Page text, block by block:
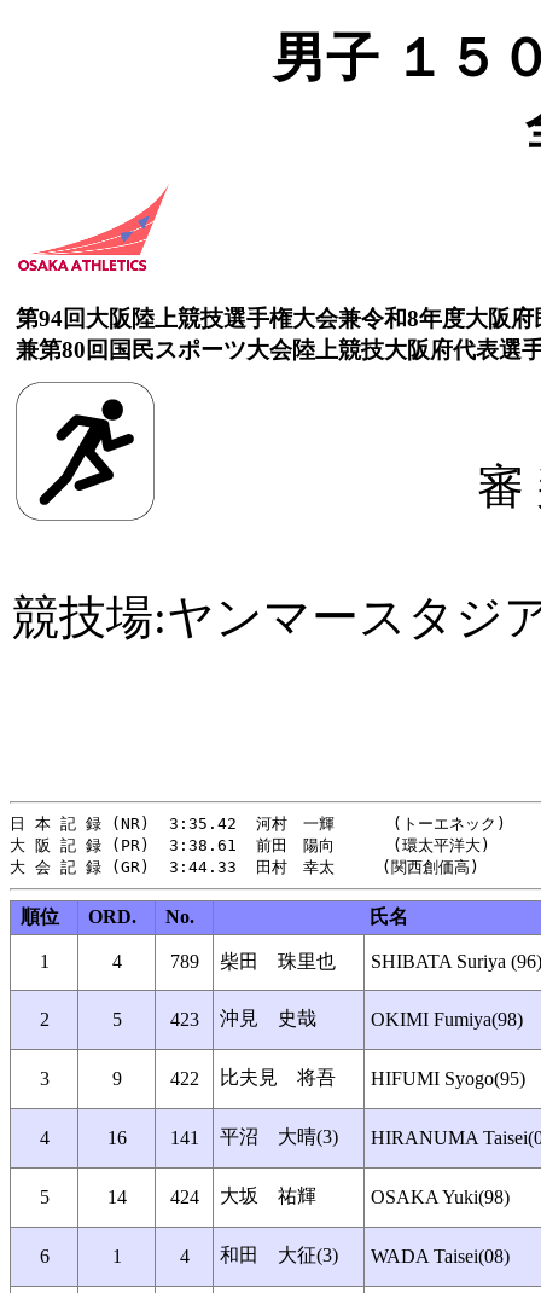
男子 １５
第94回大阪陸上競技選手権大会兼令和8年度大阪
兼第80回国民スポーツ大会陸上競技大阪府代表選
審
競技場:ヤンマースタジ
日 本 記 録 (NR)  3:35.42  河村　一輝      (トーエネック)
大 阪 記 録 (PR)  3:38.61  前田　陽向      (環太平洋大)
順位 ORD. No. 氏名
1 4 789 柴田 珠里也 SHIBATA Suriya (96)
2 5 423 沖見 史哉 OKIMI Fumiya(98)
3 9 422 比夫見 将吾 HIFUMI Syogo(95)
4 16 141 平沼 大晴(3) HIRANUMA
5 14 424 大坂 祐輝 OSAKA Yuki(98)
6 1 4 和田 大征(3) WADA Taisei(08)